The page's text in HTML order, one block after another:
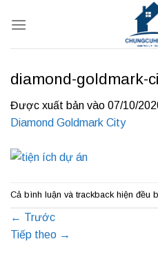
qua
diamond-goldmark-
Được xuất bản vào 07/10/
Diamond Goldmark City
Cả bình luận và trackback hiện đều
← Trước
Tiếp theo →